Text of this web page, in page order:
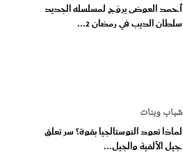
أحمد العوضى يروّج لمسلسله الجديد
سلطان الديب في رمضان 2...
شباب وبنات
لماذا تعود النوستالجيا بقوة؟ سر تعلق
جيل الألفية والجيل...